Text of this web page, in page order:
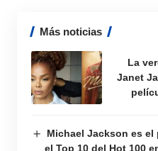
Más noticias
La
Janet
Michael Jackson es el
el Top 10 del Hot 100